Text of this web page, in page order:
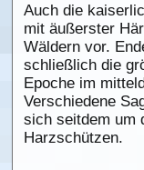
Auch die
mit äußerster
Wäldern vor.
schließlich die
Epoche im
Verschiedene
sich seitdem um
Harzschützen.